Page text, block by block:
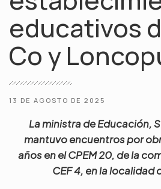
educativos
Co y
13 DE AGOSTO DE 2025
La ministra de Educación,
mantuvo encuentros por
años en el CPEM 20, de la
CEF 4, en la localidad